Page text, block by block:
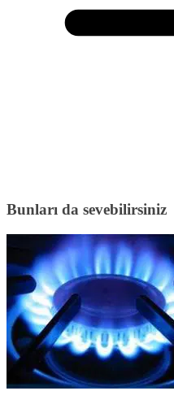
Bunları da sevebilirsiniz